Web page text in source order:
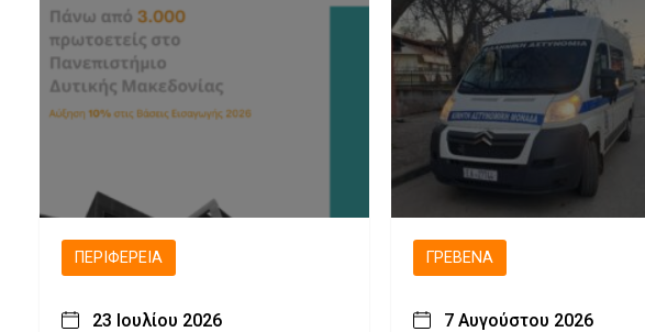
ΠΕΡΙΦΈΡΕΙΑ
23 Ιουλίου 2026
ΓΡΕΒΕΝΆ
7 Αυγούστου 2026